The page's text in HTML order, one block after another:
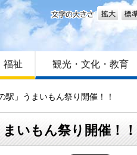
文字の大き
福祉 観光・文化・教育
駅」うまいもん祭り開催！！
いもん祭り開催！！